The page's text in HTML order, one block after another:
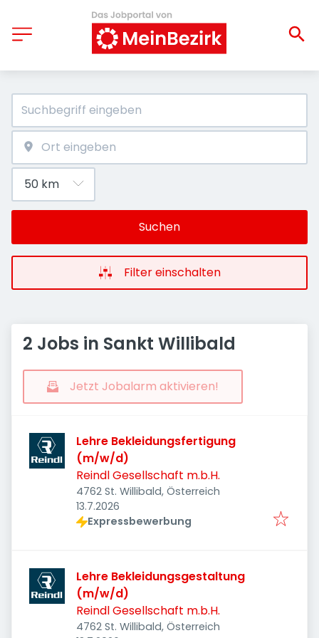
Suchen
Filter einschalten
2 Jobs in Sankt Willibald
Jetzt Jobalarm aktivieren!
Lehre Bekleidungsfertigung
(m/w/d)
Reindl Gesellschaft m.b.H.
4762 St. Willibald, Österreich
Veröffentlicht
13.7.2026
Expressbewerbung
Lehre Bekleidungsgestaltung
(m/w/d)
Reindl Gesellschaft m.b.H.
4762 St. Willibald, Österreich